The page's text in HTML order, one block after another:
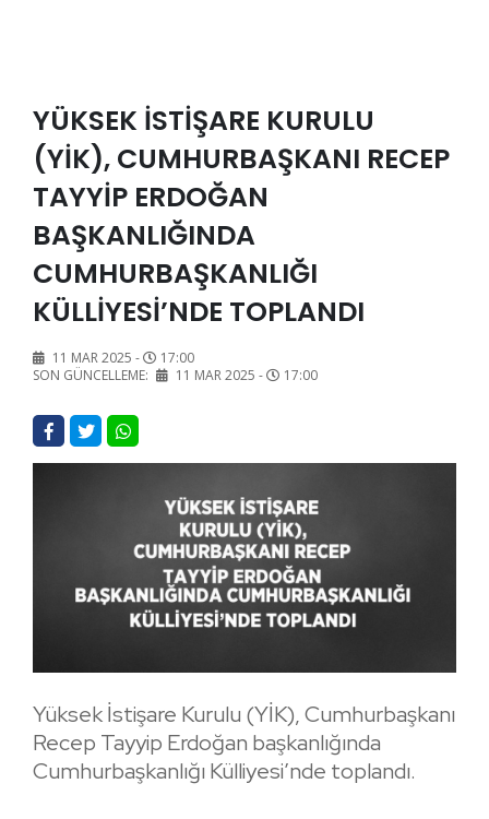
YÜKSEK İSTİŞARE KURULU
(YİK), CUMHURBAŞKANI RECEP
TAYYİP ERDOĞAN
BAŞKANLIĞINDA
CUMHURBAŞKANLIĞI
KÜLLİYESİ’NDE TOPLANDI
11 MAR 2025 -
17:00
SON GÜNCELLEME:
11 MAR 2025 - 17:00
Yüksek İstişare Kurulu (YİK), Cumhurbaşkanı
Recep Tayyip Erdoğan başkanlığında
Cumhurbaşkanlığı Külliyesi’nde toplandı.